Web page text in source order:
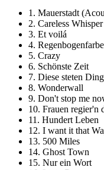
1. Mauerstadt
2. Careless Whisper
3. Et voilá
4.
5. Crazy
6. Schönste Zeit
7. Diese steten
8. Wonderwall
9. Don't stop me
10. Frauen regier'n
11. Hundert Leben
12. I want it that
13. 500 Miles
14. Ghost Town
15. Nur ein Wort